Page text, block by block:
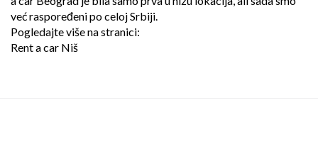
već raspoređeni po celoj Srbiji.
Pogledajte više na stranici:
Rent a car Niš